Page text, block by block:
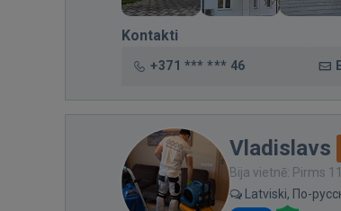
Kontakti
+371 *** *** 46
Vladislavs
Bija vietnē: Pirms
Latviski, По-